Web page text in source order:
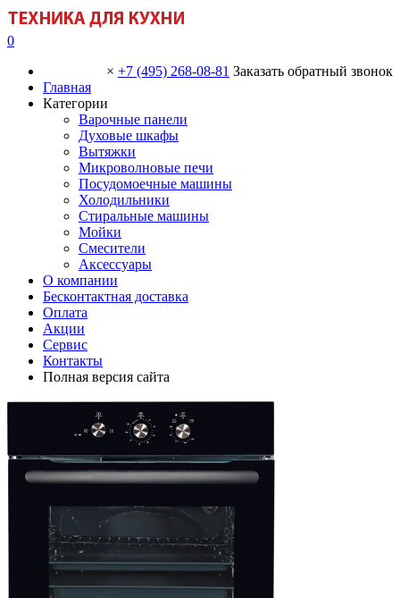
0
× +7 (495) 268-08-81 Заказать обратный звонок
Главная
Категории
Варочные панели
Духовые шкафы
Вытяжки
Микроволновые печи
Посудомоечные машины
Холодильники
Стиральные машины
Мойки
Смесители
Аксессуары
О компании
Бесконтактная доставка
Оплата
Акции
Сервис
Контакты
Полная версия сайта